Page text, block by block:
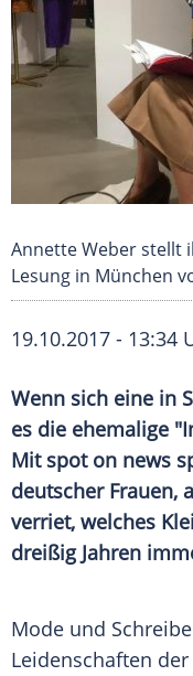
Annette Weber stellt
Lesung in München
19.10.2017 - 13:34
Wenn sich eine in
es die ehemalige "
Mit spot on news
deutscher Frauen,
verriet, welches
dreißig Jahren
Mode und
Leidenschaften